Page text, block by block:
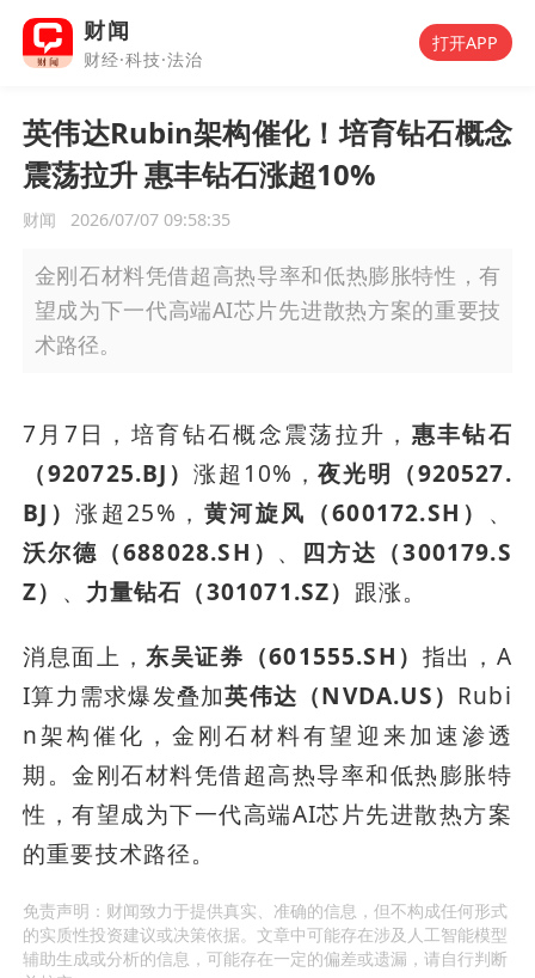
财闻
财经·科技·法治
打开APP
英伟达Rubin架构催化！培育钻石概念
震荡拉升 惠丰钻石涨超10%
财闻 2026/07/07 09:58:35
金刚石材料凭借超高热导率和低热膨胀特性，有
望成为下一代高端AI芯片先进散热方案的重要技
术路径。
7月7日，培育钻石概念震荡拉升， 惠丰钻石
（920725.BJ） 涨超10%，夜光明（920527.
BJ）涨超25%， 黄河旋风（600172.SH） 、
沃尔德（688028.SH） 、 四方达（300179.S
Z） 、 力量钻石（301071.SZ） 跟涨。
消息面上， 东吴证券（601555.SH） 指出，A
I算力需求爆发叠加英伟达（NVDA.US） Rubi
n架构催化，金刚石材料有望迎来加速渗透
期。金刚石材料凭借超高热导率和低热膨胀特
性，有望成为下一代高端AI芯片先进散热方案
的重要技术路径。
免责声明：财闻致力于提供真实、准确的信息，但不构成任何形式
的实质性投资建议或决策依据。文章中可能存在涉及人工智能模型
辅助生成或分析的信息，可能存在一定的偏差或遗漏，请自行判断